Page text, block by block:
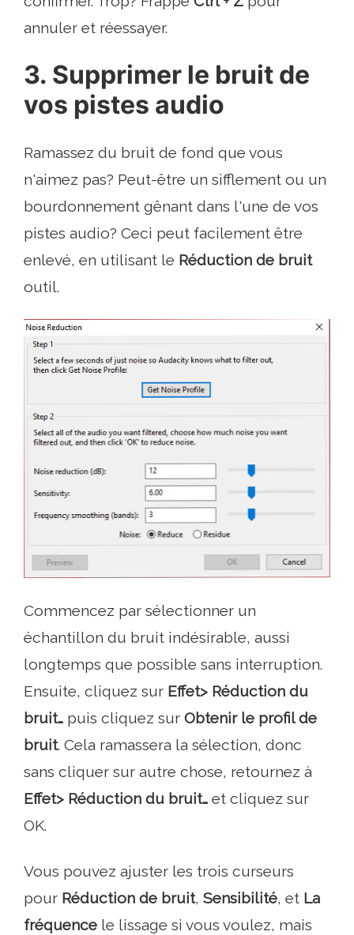
annuler et réessayer.
3. Supprimer le bruit de
vos pistes audio
Ramassez du bruit de fond que vous
n'aimez pas? Peut-être un sifflement ou un
bourdonnement gênant dans l'une de vos
pistes audio? Ceci peut facilement être
enlevé, en utilisant le Réduction de bruit
outil.
Commencez par sélectionner un
échantillon du bruit indésirable, aussi
longtemps que possible sans interruption.
Ensuite, cliquez sur Effet> Réduction du
bruit… puis cliquez sur Obtenir le profil de
bruit. Cela ramassera la sélection, donc
sans cliquer sur autre chose, retournez à
Effet> Réduction du bruit… et cliquez sur
OK.
Vous pouvez ajuster les trois curseurs
pour Réduction de bruit, Sensibilité, et La
fréquence le lissage si vous voulez, mais